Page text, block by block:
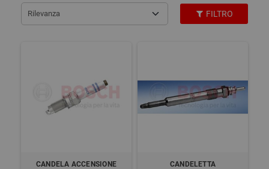
Rilevanza FILTRO
CANDELA ACCENSIONE CANDELETTA